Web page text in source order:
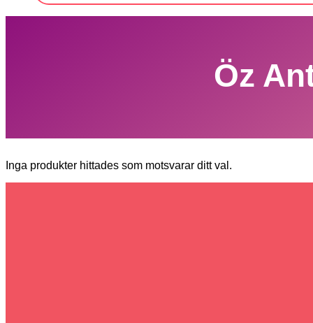
Öz
Inga produkter hittades som motsvarar ditt val.